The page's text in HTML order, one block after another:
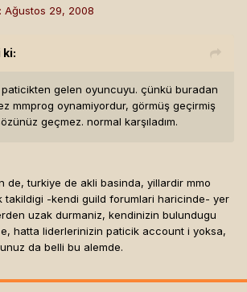
Ağustos 29, 2008
ki:
gelen oyuncuyu. çünkü buradan
mmprog oynamiyordur, görmüş geçirmiş
geçmez. normal karşıladım.
de, turkiye de akli basinda, yillardir mmo
takildigi -kendi guild forumlari haricinde- yer
uzak durmaniz, kendinizin bulundugu
hatta liderlerinizin paticik account i yoksa,
da belli bu alemde.